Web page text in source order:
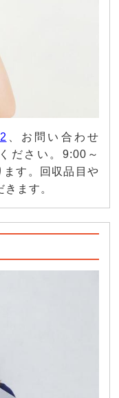
、お問い合わせ
ださい。9:00～
す。回収品目や
ます。